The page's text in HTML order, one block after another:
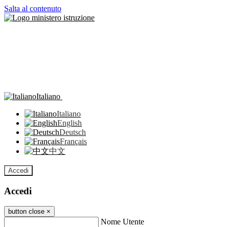
Salta al contenuto
Italiano
Italiano
English
Deutsch
Français
中文
Accedi
Accedi
button close ×
Nome Utente